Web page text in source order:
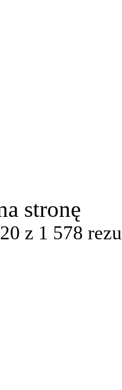
stronę
z 1 578